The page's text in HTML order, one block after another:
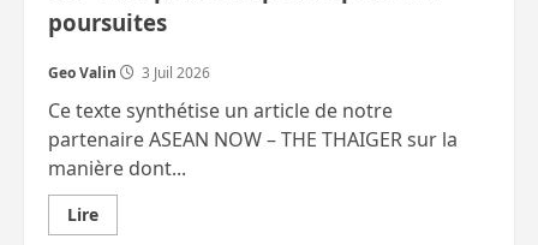
poursuites
Geo Valin 3 Juil 2026
Ce texte synthétise un article de notre
partenaire ASEAN NOW – THE THAIGER sur la
manière dont...
LireEn
savoir